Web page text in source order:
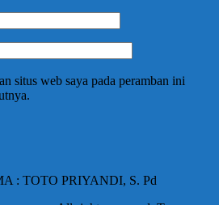
situs web saya pada peramban ini
: TOTO PRIYANDI, S. Pd